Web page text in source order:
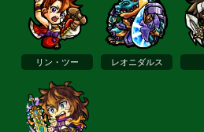
リン・ツー レオニダルス